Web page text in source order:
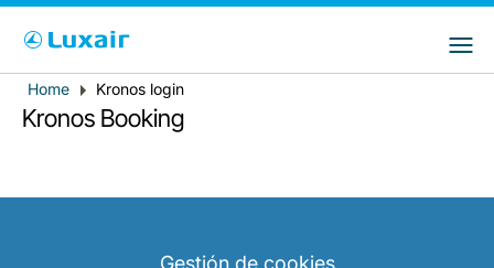
País de residencia
Breadcrumb
Home Kronos login
Kronos Booking
Gestión de cookies